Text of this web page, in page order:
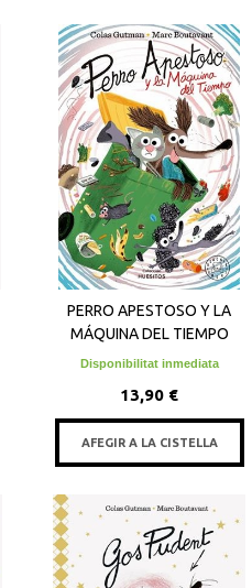
PERRO APESTOSO Y LA
MÁQUINA DEL TIEMPO
Disponibilitat inmediata
13,90 €
AFEGIR A LA CISTELLA